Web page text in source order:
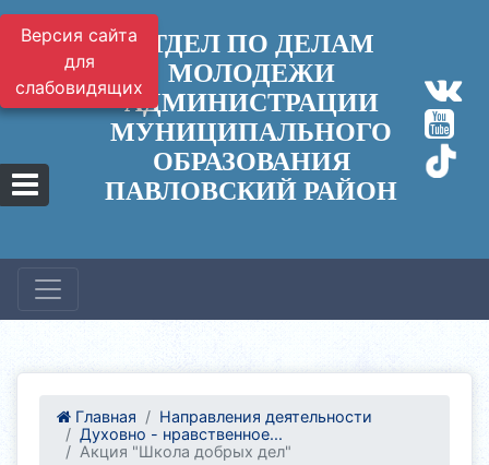
Версия сайта
для
слабовидящих
ОТДЕЛ ПО ДЕЛАМ
МОЛОДЕЖИ
АДМИНИСТРАЦИИ
МУНИЦИПАЛЬНОГО
ОБРАЗОВАНИЯ
ПАВЛОВСКИЙ РАЙОН
Главная
Направления деятельности
Духовно - нравственное...
Акция "Школа добрых дел"